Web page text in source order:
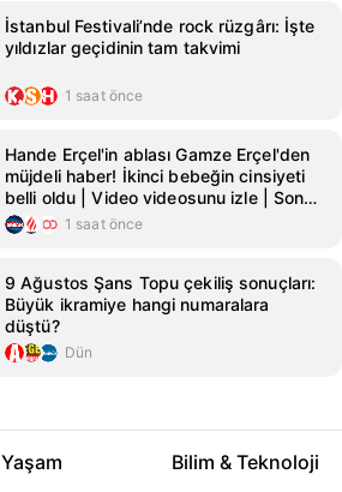
İstanbul Festivali’nde rock rüzgârı: İşte
yıldızlar geçidinin tam takvimi
1 saat önce
Hande Erçel'in ablası Gamze Erçel'den
müjdeli haber! İkinci bebeğin cinsiyeti
belli oldu | Video videosunu izle | Son
Dakika Haberleri
1 saat önce
9 Ağustos Şans Topu çekiliş sonuçları:
Büyük ikramiye hangi numaralara
düştü?
Dün
Yaşam Bilim & Teknoloji